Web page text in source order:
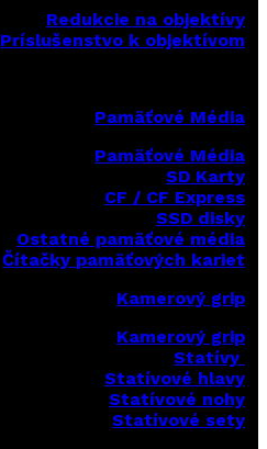
Redukcie na objektívy
Príslušenstvo k objektívom
Pamäťové Média
Pamäťové Média
SD Karty
CF / CF Express
SSD disky
Ostatné pamäťové média
Čítačky pamäťových kariet
Kamerový grip
Kamerový grip
Statívy
Statívové hlavy
Statívové nohy
Statívové sety